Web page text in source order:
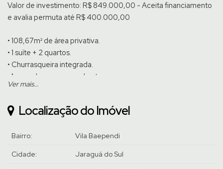
Valor de investimento: R$ 849.000,00 - Aceita financiamento
e avalia permuta até R$ 400.000,00
• 108,67m² de área privativa.
• 1 suíte + 2 quartos.
• Churrasqueira integrada.
• 1 vaga de garagem coberta.
ar condicionado
O residencial oferece: elevador, câmeras de segurança e salão
Ver mais...
Localização do Imóvel
Bairro: Vila Baependi
Cidade: Jaraguá do Sul